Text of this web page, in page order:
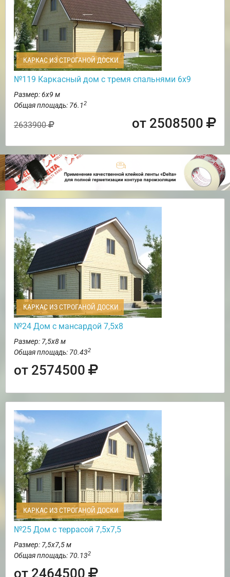
КАРКАС ИЗ СТРОГАНОЙ ДОСКИ
№119 Каркасный дом с тремя спальнями 6х9
Размер: 6х9 м
Общая площадь: 76.12
2633900 от 2508500
КАРКАС ИЗ СТРОГАНОЙ ДОСКИ
№24 Дом с мансардой 7,5х8
Размер: 7,5х8 м
Общая площадь: 70.432
от 2574500
КАРКАС ИЗ СТРОГАНОЙ ДОСКИ
№25 Дом с террасой 7,5х7,5
Размер: 7,5х7,5 м
Общая площадь: 70.132
от 2464500